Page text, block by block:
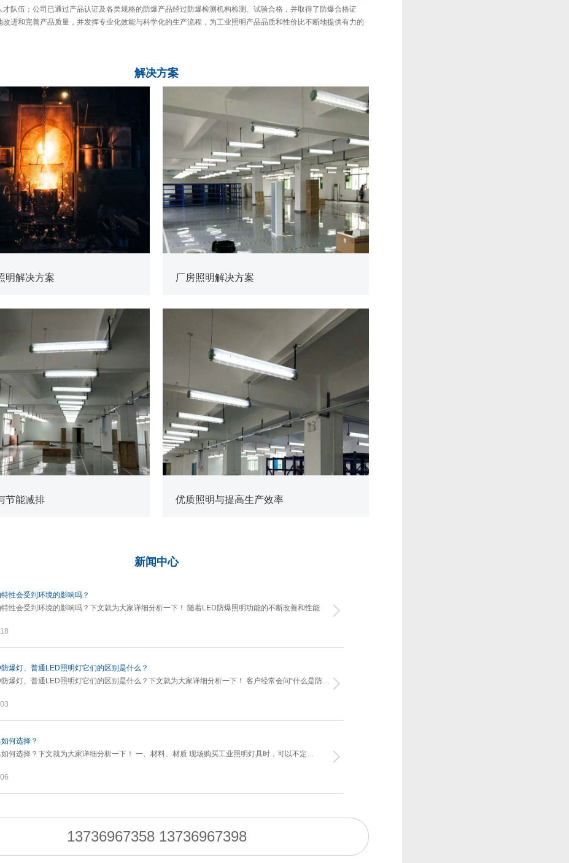
才队伍；公司已通过产品认证及各类规格的防爆产品经过防爆检测机构检测、试验合格，并取得了防爆合格证
改进和完善产品质量，并发挥专业化效能与科学化的生产流程，为工业照明产品品质和性价比不断地提供有力的
解决方案
明解决方案
查看更多
厂房照明解决方案
节能减排 优质照明与提高生产效率
新闻 中心
性会受到环境的影响吗？
性会受到环境的影响吗？下文就为大家详细分析一下！ 随着LED防爆照明功能的不断改善和性能
爆灯、普通LED照明灯它们的区别是什么？
爆灯、普通LED照明灯它们的区别是什么？下文就为大家详细分析一下！ 客户经常会问“什么是防…
何选择？
何选择？下文就为大家详细分析一下！ 一、材料、材质 现场购买工业照明灯具时，可以不定…
13736967358 13736967398